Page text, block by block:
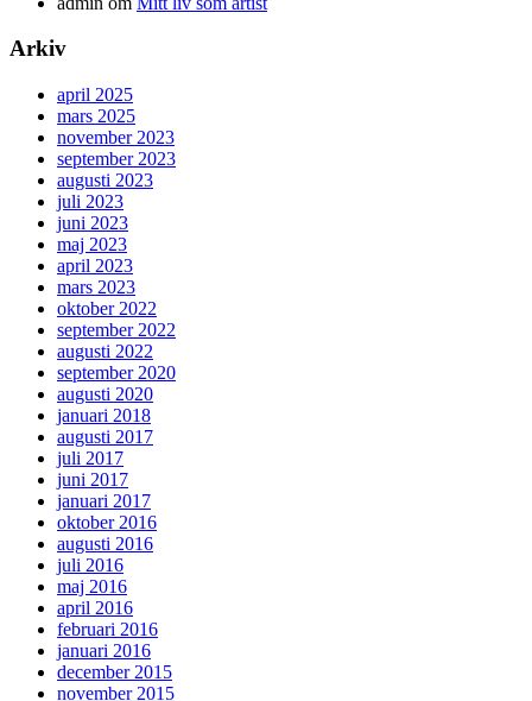
Arkiv
april 2025
mars 2025
november 2023
september 2023
augusti 2023
juli 2023
juni 2023
maj 2023
april 2023
mars 2023
oktober 2022
september 2022
augusti 2022
september 2020
augusti 2020
januari 2018
augusti 2017
juli 2017
juni 2017
januari 2017
oktober 2016
augusti 2016
juli 2016
maj 2016
april 2016
februari 2016
januari 2016
december 2015
november 2015